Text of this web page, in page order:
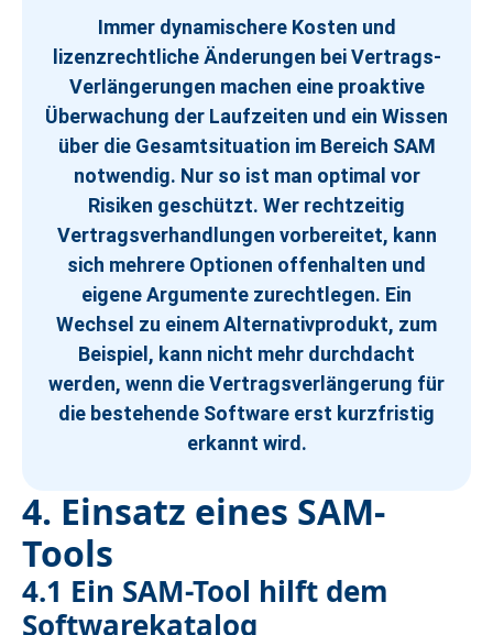
Immer dynamischere Kosten und
lizenzrechtliche Änderungen bei Vertrags-
Verlängerungen machen eine proaktive
Überwachung der Laufzeiten und ein Wissen
über die Gesamtsituation im Bereich SAM
notwendig. Nur so ist man optimal vor
Risiken geschützt. Wer rechtzeitig
Vertragsverhandlungen vorbereitet, kann
sich mehrere Optionen offenhalten und
eigene Argumente zurechtlegen. Ein
Wechsel zu einem Alternativprodukt, zum
Beispiel, kann nicht mehr durchdacht
werden, wenn die Vertragsverlängerung für
die bestehende Software erst kurzfristig
erkannt wird.
4. Einsatz eines SAM-
Tools
4.1 Ein SAM-Tool hilft dem
Softwarekatalog